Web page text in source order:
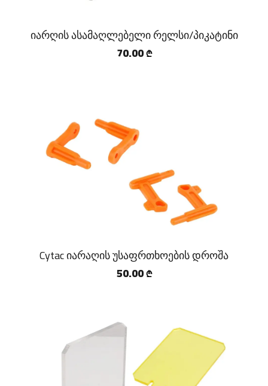
იარღის ასამაღლებელი რელსი/პიკატინი
70.00 ₾
Cytac იარაღის უსაფრთხოების დროშა
50.00 ₾